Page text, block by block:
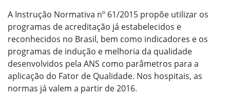
A Instrução Normativa nº 61/2015 propõe utilizar os
programas de acreditação já estabelecidos e
reconhecidos no Brasil, bem como indicadores e os
programas de indução e melhoria da qualidade
desenvolvidos pela ANS como parâmetros para a
aplicação do Fator de Qualidade. Nos hospitais, as
normas já valem a partir de 2016.